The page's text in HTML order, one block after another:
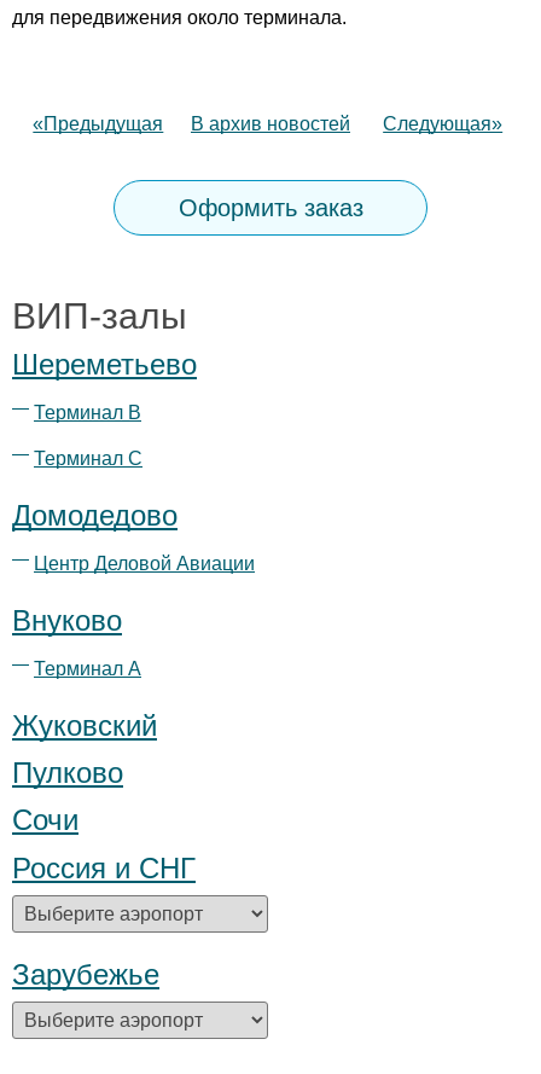
для передвижения около терминала.
«Предыдущая В архив новостей Следующая»
Оформить заказ
ВИП-залы
Шереметьево
Терминал B
Терминал С
Домодедово
Центр Деловой Авиации
Внуково
Терминал А
Жуковский
Пулково
Сочи
Россия и СНГ
Зарубежье